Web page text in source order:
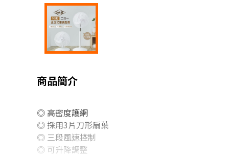
商品簡介
◎ 高密度護網
◎ 採用3片刀形扇葉
◎ 三段風速控制
◎ 可升降調整